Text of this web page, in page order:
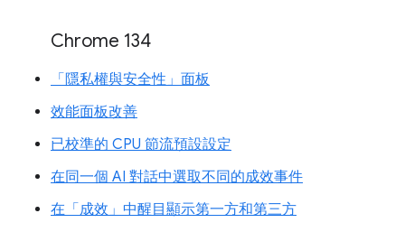
Chrome 134
「隱私權與安全性」面板
效能面板改善
已校準的 CPU 節流預設設定
在同一個 AI 對話中選取不同的成效事件
在「成效」中醒目顯示第一方和第三方